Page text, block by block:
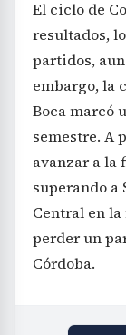
El ciclo de
resultados,
partidos,
embargo, la
Boca marcó
semestre. A
avanzar a la
superando a
Central en
perder un
Córdoba.